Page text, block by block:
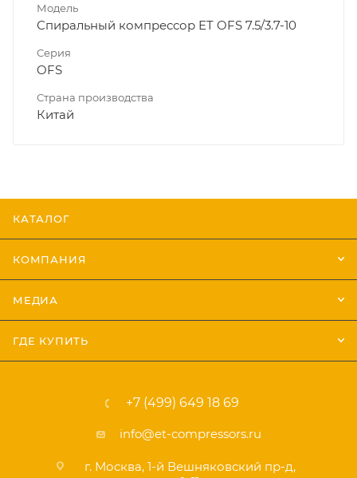
Модель
Спиральный компрессор ET OFS 7.5/3.7-10
Серия
OFS
Страна производства
Китай
КАТАЛОГ
КОМПАНИЯ
МЕДИА
ГДЕ КУПИТЬ
+7 (499) 649 18 69
info@et-compressors.ru
г. Москва, 1-й Вешняковский пр-д,